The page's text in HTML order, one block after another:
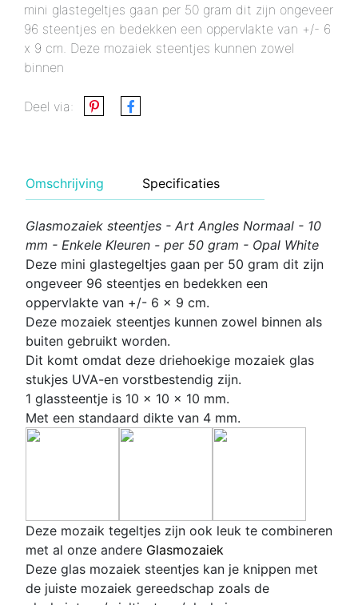
mini glastegeltjes gaan per 50 gram dit zijn ongeveer
96 steentjes en bedekken een oppervlakte van +/- 6
x 9 cm. Deze mozaiek steentjes kunnen zowel
binnen
Deel via:
Omschrijving Specificaties
Glasmozaiek steentjes - Art Angles Normaal - 10
mm - Enkele Kleuren - per 50 gram - Opal White
Deze mini glastegeltjes gaan per 50 gram dit zijn
ongeveer 96 steentjes en bedekken een
oppervlakte van +/- 6 x 9 cm.
Deze mozaiek steentjes kunnen zowel binnen als
buiten gebruikt worden.
Dit komt omdat deze driehoekige mozaiek glas
stukjes UVA-en vorstbestendig zijn.
1 glassteentje is 10 x 10 x 10 mm.
Met een standaard dikte van 4 mm.
Deze mozaik tegeltjes zijn ook leuk te combineren
met al onze andere Glasmozaiek
Deze glas mozaiek steentjes kan je knippen met
de juiste mozaiek gereedschap zoals de